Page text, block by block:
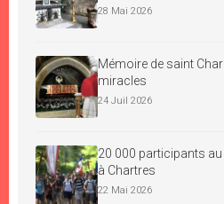
28 Mai 2026
Mémoire de saint
miracles
24 Juil 2026
20 000 participants
à Chartres
22 Mai 2026